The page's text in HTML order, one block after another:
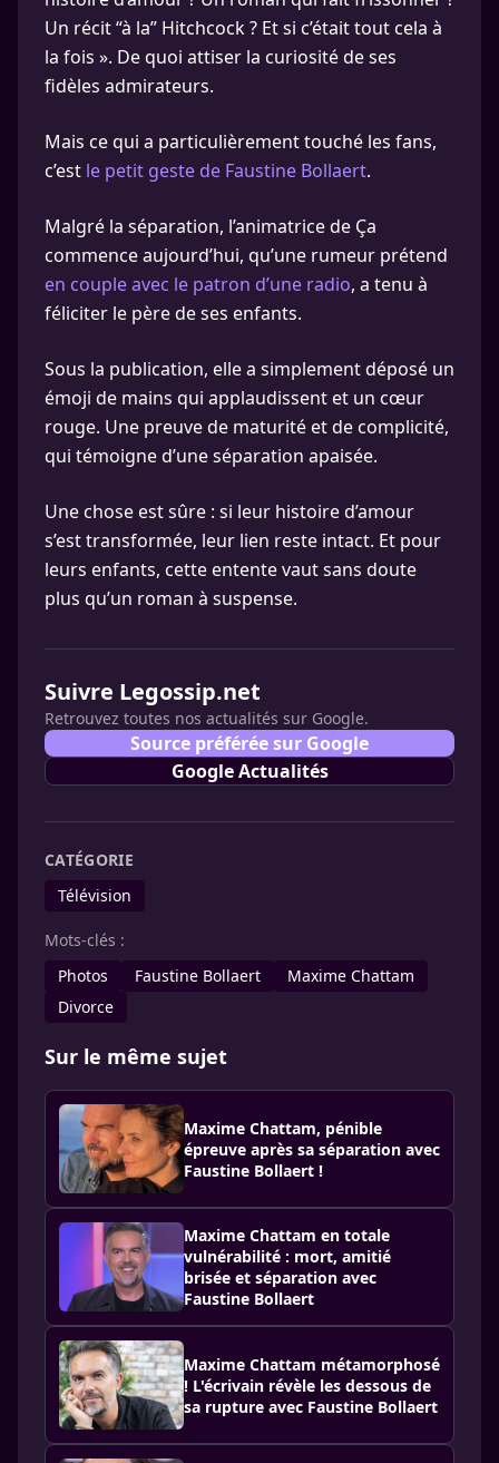
Un récit “à la” Hitchcock ? Et si c’était tout cela à
la fois ». De quoi attiser la curiosité de ses
fidèles admirateurs.
Mais ce qui a particulièrement touché les fans,
c’est le petit geste de Faustine Bollaert.
Malgré la séparation, l’animatrice de Ça
commence aujourd’hui, qu’une rumeur prétend
en couple avec le patron d’une radio, a tenu à
féliciter le père de ses enfants.
Sous la publication, elle a simplement déposé un
émoji de mains qui applaudissent et un cœur
rouge. Une preuve de maturité et de complicité,
qui témoigne d’une séparation apaisée.
Une chose est sûre : si leur histoire d’amour
s’est transformée, leur lien reste intact. Et pour
leurs enfants, cette entente vaut sans doute
plus qu’un roman à suspense.
Suivre Legossip.net
Retrouvez toutes nos actualités sur Google.
Source préférée sur Google
Google Actualités
CATÉGORIE
Télévision
Mots-clés :
Photos
Faustine Bollaert
Maxime Chattam
Divorce
Sur le même sujet
Maxime Chattam, pénible
épreuve après sa séparation avec
Faustine Bollaert !
Maxime Chattam en totale
vulnérabilité : mort, amitié
brisée et séparation avec
Faustine Bollaert
Maxime Chattam métamorphosé
! L'écrivain révèle les dessous de
sa rupture avec Faustine Bollaert